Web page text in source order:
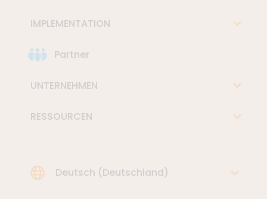
IMPLEMENTATION
Partner
UNTERNEHMEN
RESSOURCEN
Choose Language
Deutsch (Deutschland)